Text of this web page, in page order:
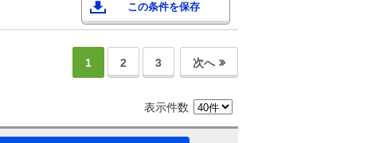
この条件を保存
1 2 3 次へ
表示件数